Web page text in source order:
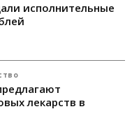
исполнительные
лекарств в